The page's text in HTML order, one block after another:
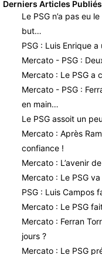
Derniers Articles
Le PSG n’a pas eu
but…
PSG : Luis Enrique
Mercato - PSG :
Mercato : Le PSG a
Mercato - PSG :
en main…
Le PSG assoit un
Mercato : Après
confiance !
Mercato : L’avenir
Mercato : Le PSG
PSG : Luis Campos
Mercato : Le PSG
Mercato : Ferran
jours ?
Mercato : Le PSG